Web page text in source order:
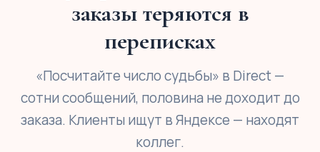
заказы теряются в
переписках
«Посчитайте число судьбы» в Direct —
сотни сообщений, половина не доходит до
заказа. Клиенты ищут в Яндексе — находят
коллег.